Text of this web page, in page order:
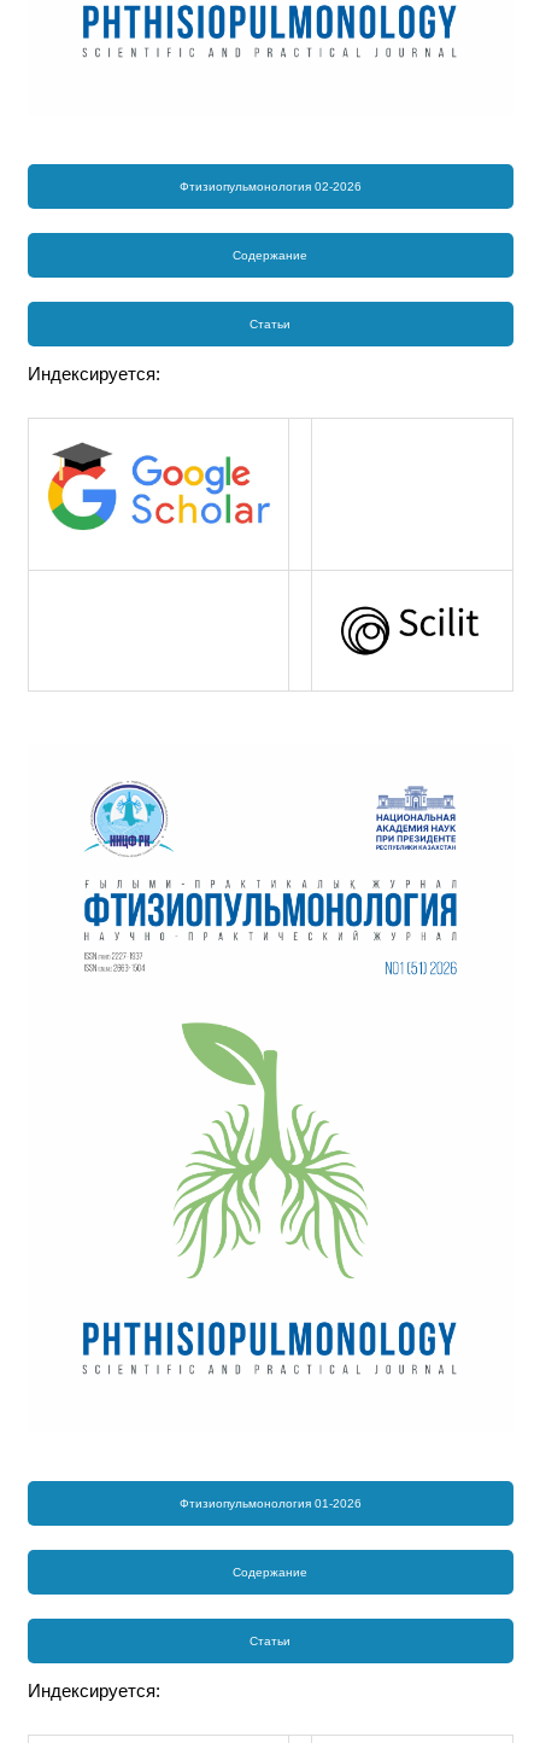
Фтизиопульмонология 02-2026
Содержание
Статьи
Индексируется:
Фтизиопульмонология 01-2026
Содержание
Статьи
Индексируется: